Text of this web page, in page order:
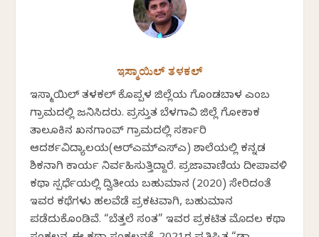
ಇಸ್ಮಾಯಿಲ್ ತಳಕಲ್
ಇಸ್ಮಾಯಿಲ್ ತಳಕಲ್ ಕೊಪ್ಪಳ ಜಿಲ್ಲೆಯ ಗೊಂಡಬಾಳ ಎಂಬ
ಗ್ರಾಮದಲ್ಲಿ ಜನಿಸಿದರು. ಪ್ರಸ್ತುತ ಬೆಳಗಾವಿ ಜಿಲ್ಲೆ ಗೋಕಾಕ
ತಾಲೂಕಿನ ಖನಗಾಂವ್ ಗ್ರಾಮದಲ್ಲಿ ಸರ್ಕಾರಿ
ಆದರ್ಶವಿದ್ಯಾಲಯ(ಆರ್‍ಎಮ್‍ಎಸ್‍ಎ) ಶಾಲೆಯಲ್ಲಿ ಕನ್ನಡ
ಶಿಕ್ಷಕನಾಗಿ ಕಾರ್ಯ ನಿರ್ವಹಿಸುತ್ತಿದ್ದಾರೆ. ಪ್ರಜಾವಾಣಿಯ ದೀಪಾವಳಿ
ಕಥಾ ಸ್ಪರ್ಧೆಯಲ್ಲಿ ದ್ವಿತೀಯ ಬಹುಮಾನ (2020) ಸೇರಿದಂತೆ
ಇವರ ಕಥೆಗಳು ಹಲವೆಡೆ ಪ್ರಕಟವಾಗಿ, ಬಹುಮಾನ
ಪಡೆದುಕೊಂಡಿವೆ. “ಬೆತ್ತಲೆ ಸಂತ” ಇವರ ಪ್ರಕಟಿತ ಮೊದಲ ಕಥಾ